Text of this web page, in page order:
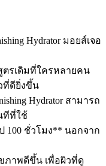
Hydrator มอยส์เจอ
รเดิมที่ใครหลายคน
ที่ดียิ่งขึ้น
Hydrator สามารถ
ทีที่ใช้
100 ชั่วโมง** นอกจาก
ภาพดีขึ้น เพื่อผิวที่ดู